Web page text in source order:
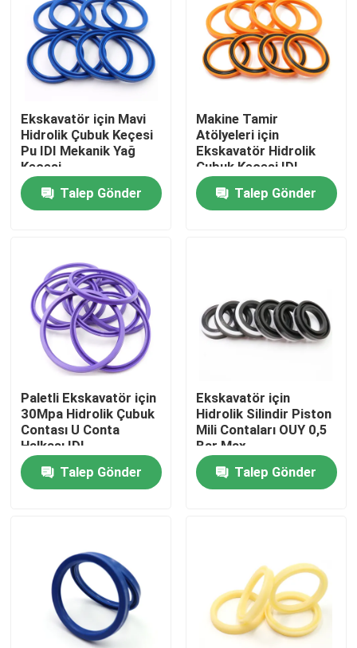
Ev
videolar
Hakkımızda
Kalite kontrol
Bize Ulaşın
Vakalar
Hidrolik Kırıcı Conta Takımı
Ekskavatör için Mavi
Hidrolik Çubuk Keçesi
Pu IDI Mekanik Yağ
Keçesi
Talep Gönder
Makine Tamir
Atölyeleri için
Ekskavatör Hidrolik
Çubuk Keçesi IDI
30Mpa
Talep Gönder
Paletli Ekskavatör için
30Mpa Hidrolik Çubuk
Contası U Conta
Halkası IDI
Talep Gönder
Ekskavatör için
Hidrolik Silindir Piston
Mili Contaları OUY 0,5
Bar Max
Talep Gönder